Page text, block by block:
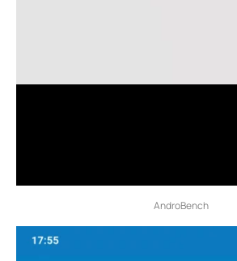
AndroBench